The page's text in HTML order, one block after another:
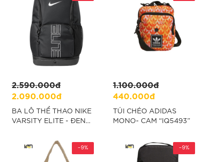
2.590.000đ
2.090.000đ
BA LÔ THỂ THAO NIKE
VARSITY ELITE - ĐEN
1.100.000đ
440.000đ
TÚI CHÉO ADIDAS
MONO- CAM “IQ5493”
-9% -9%